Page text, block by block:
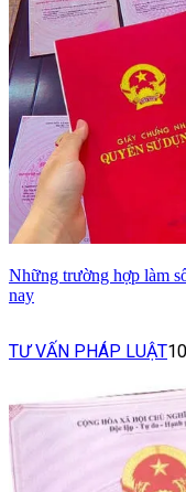
Những trường hợp làm
nay
TƯ VẤN PHÁP LUẬT